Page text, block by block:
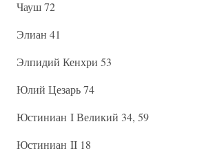
Чауш 72
Элиан 41
Элпидий Кенхри 53
Юлий Цезарь 74
Юстиниан I Великий 34, 59
Юстиниан II 18